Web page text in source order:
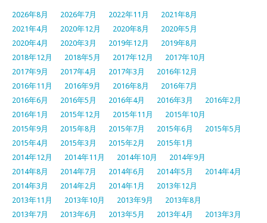
2026年8月 2026年7月 2022年11月
2021年8月
2021年4月
2020年12月 2020年8月
2020年5月
2020年4月
2020年3月 2019年12月
2019年8月
2018年12月
2018年5月 2017年12月
2017年10月
2017年9月
2017年4月 2017年3月
2016年12月
2016年11月
2016年9月 2016年8月
2016年7月
2016年6月
2016年5月 2016年4月 2016年3月
2016年2月
2016年1月
2015年12月 2015年11月
2015年10月
2015年9月
2015年8月 2015年7月 2015年6月
2015年5月
2015年4月
2015年3月 2015年2月
2015年1月
2014年12月
2014年11月 2014年10月
2014年9月
2014年8月
2014年7月 2014年6月 2014年5月
2014年4月
2014年3月
2014年2月 2014年1月
2013年12月
2013年11月
2013年10月 2013年9月
2013年8月
2013年7月
2013年6月 2013年5月 2013年4月
2013年3月